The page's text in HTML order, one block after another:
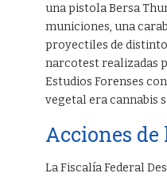
una pistola Bersa
municiones, una
proyectiles de
narcotest realizadas
Estudios Forenses
vegetal era cannabis
Acciones
La Fiscalía Federal